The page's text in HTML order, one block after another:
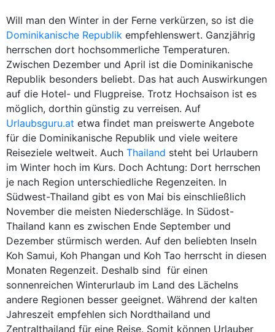
Will man den Winter in der Ferne verkürzen, so ist die
Dominikanische Republik empfehlenswert. Ganzjährig
herrschen dort hochsommerliche Temperaturen.
Zwischen Dezember und April ist die Dominikanische
Republik besonders beliebt. Das hat auch Auswirkungen
auf die Hotel- und Flugpreise. Trotz Hochsaison ist es
möglich, dorthin günstig zu verreisen. Auf
Urlaubsguru.at etwa findet man preiswerte Angebote
für die Dominikanische Republik und viele weitere
Reiseziele weltweit. Auch Thailand steht bei Urlaubern
im Winter hoch im Kurs. Doch Achtung: Dort herrschen
je nach Region unterschiedliche Regenzeiten. In
Südwest-Thailand gibt es von Mai bis einschließlich
November die meisten Niederschläge. In Südost-
Thailand kann es zwischen Ende September und
Dezember stürmisch werden. Auf den beliebten Inseln
Koh Samui, Koh Phangan und Koh Tao herrscht in diesen
Monaten Regenzeit. Deshalb sind für einen
sonnenreichen Winterurlaub im Land des Lächelns
andere Regionen besser geeignet. Während der kalten
Jahreszeit empfehlen sich Nordthailand und
Zentralthailand für eine Reise. Somit können Urlauber